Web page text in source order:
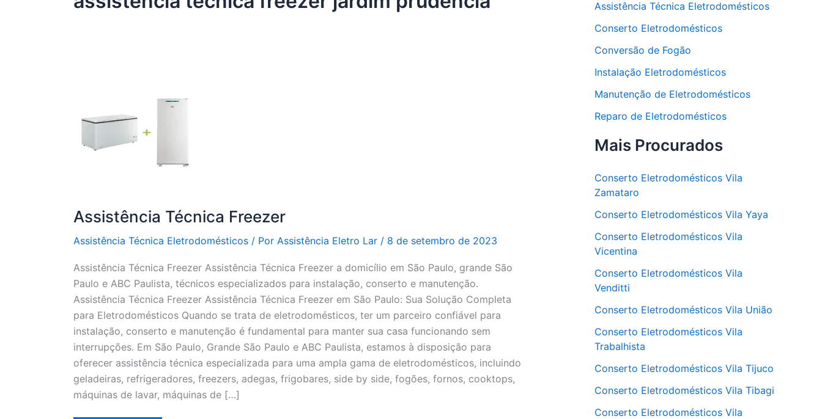
Assistência Técnica Freezer
Assistência Técnica Eletrodomésticos / Por Assistência Eletro Lar / 8 de setembro de 2023
Assistência Técnica Freezer Assistência Técnica Freezer a domicílio em São Paulo, grande São
Paulo e ABC Paulista, técnicos especializados para instalação, conserto e manutenção.
Assistência Técnica Freezer Assistência Técnica Freezer em São Paulo: Sua Solução Completa
para Eletrodomésticos Quando se trata de eletrodomésticos, ter um parceiro confiável para
instalação, conserto e manutenção é fundamental para manter sua casa funcionando sem
interrupções. Em São Paulo, Grande São Paulo e ABC Paulista, estamos à disposição para
oferecer assistência técnica especializada para uma ampla gama de eletrodomésticos, incluindo
geladeiras, refrigeradores, freezers, adegas, frigobares, side by side, fogões, fornos, cooktops,
máquinas de lavar, máquinas de […]
Assistência Técnica Eletrodomésticos
Conserto Eletrodomésticos
Conversão de Fogão
Instalação Eletrodomésticos
Manutenção de Eletrodomésticos
Reparo de Eletrodomésticos
Mais Procurados
Conserto Eletrodomésticos Vila
Zamataro
Conserto Eletrodomésticos Vila Yaya
Conserto Eletrodomésticos Vila
Vicentina
Conserto Eletrodomésticos Vila
Venditti
Conserto Eletrodomésticos Vila União
Conserto Eletrodomésticos Vila
Trabalhista
Conserto Eletrodomésticos Vila Tijuco
Conserto Eletrodomésticos Vila Tibagi
Conserto Eletrodomésticos Vila